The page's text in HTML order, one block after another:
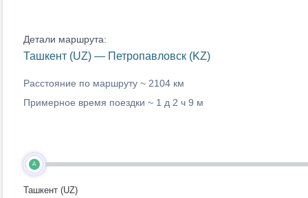
Детали маршрута:
Ташкент (UZ) — Петропавловск (KZ)
Расстояние по маршруту ~ 2104 км
Примерное время поездки ~ 1 д 2 ч 9 м
A
Ташкент (UZ)